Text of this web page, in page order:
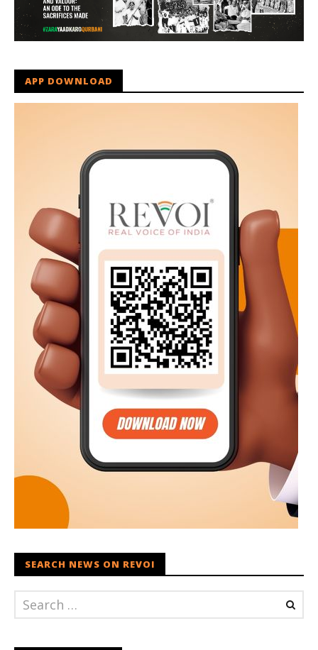
APP DOWNLOAD
SEARCH NEWS ON REVOI